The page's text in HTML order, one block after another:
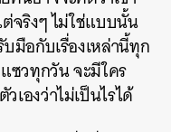
จริงๆ ไม่ใช่แบบนั้น
มือกับเรื่องเหล่านี้ทุก
ซวทุกวัน จะมีใคร
องว่าไม่เป็นไรได้